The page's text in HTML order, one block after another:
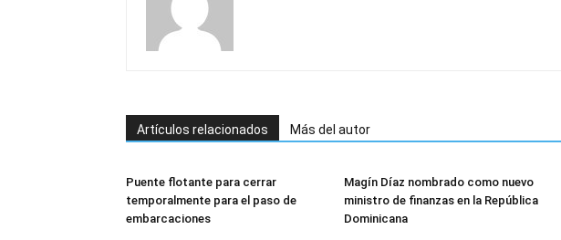
Artículos relacionados Más del autor
Puente flotante para cerrar
temporalmente para el paso de
embarcaciones
Magín Díaz nombrado como nuevo
ministro de finanzas en la República
Dominicana